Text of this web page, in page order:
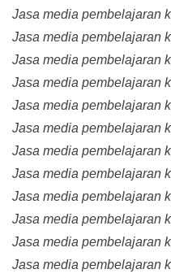
Jasa media pembelajaran
Jasa media pembelajaran
Jasa media pembelajaran
Jasa media pembelajaran
Jasa media pembelajaran
Jasa media pembelajaran
Jasa media pembelajaran
Jasa media pembelajaran
Jasa media pembelajaran
Jasa media pembelajaran
Jasa media pembelajaran
Jasa media pembelajaran